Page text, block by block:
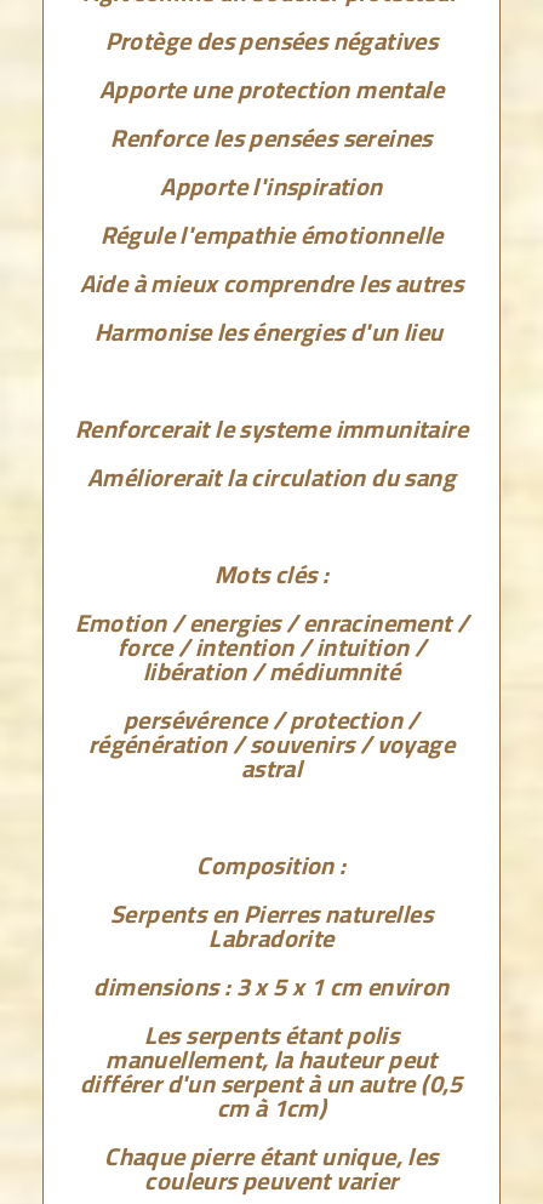
Protège des pensées négatives
Apporte une protection mentale
Renforce les pensées sereines
Apporte l'inspiration
Régule l'empathie émotionnelle
Aide à mieux comprendre les autres
Harmonise les énergies d'un lieu
Renforcerait le systeme immunitaire
Améliorerait la circulation du sang
Mots clés :
Emotion / energies / enracinement /
force / intention / intuition /
libération / médiumnité
persévérence / protection /
régénération / souvenirs / voyage
astral
Composition :
Serpents en Pierres naturelles
Labradorite
dimensions : 3 x 5 x 1 cm environ
Les serpents étant polis
manuellement, la hauteur peut
différer d'un serpent à un autre (0,5
cm à 1cm)
Chaque pierre étant unique, les
couleurs peuvent varier